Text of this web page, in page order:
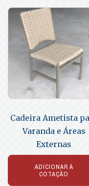
Cadeira Ametista
Varanda e Áreas
Externas
ADICIONAR À
COTAÇÃO